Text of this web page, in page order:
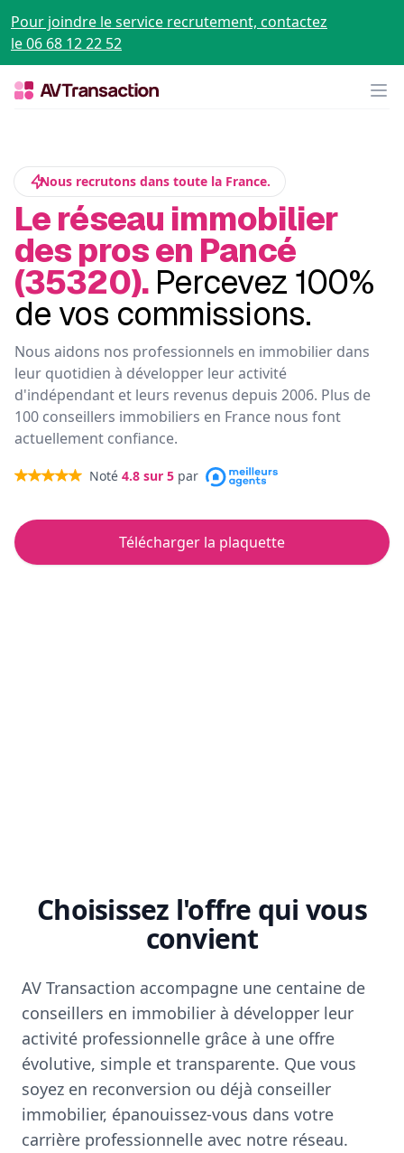
Pour joindre le service recrutement, contactez
le 06 68 12 22 52
Nous recrutons dans toute la France.
Le réseau immobilier
des pros en Pancé
(35320). Percevez 100%
de vos commissions.
Nous aidons nos professionnels en immobilier dans
leur quotidien à développer leur activité
d'indépendant et leurs revenus depuis 2006. Plus de
100 conseillers immobiliers en France nous font
actuellement confiance.
Noté 4.8 sur 5 par
Télécharger la plaquette
Choisissez l'offre qui vous
convient
AV Transaction accompagne une centaine de
conseillers en immobilier à développer leur
activité professionnelle grâce à une offre
évolutive, simple et transparente. Que vous
soyez en reconversion ou déjà conseiller
immobilier, épanouissez-vous dans votre
carrière professionnelle avec notre réseau.